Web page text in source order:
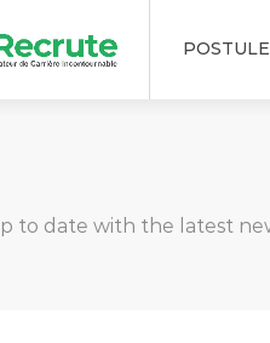
to date with the latest